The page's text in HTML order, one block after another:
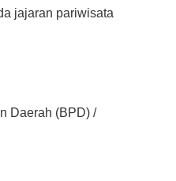
jajaran pariwisata
Daerah (BPD) /